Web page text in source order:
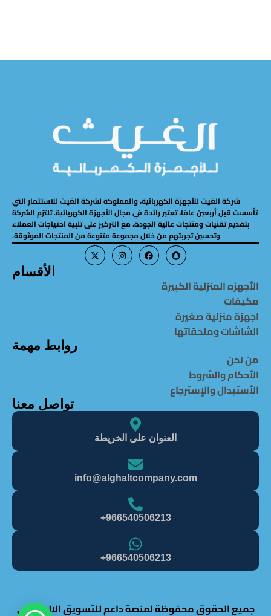
شركة الغيث للأجهزة الكهربائية، والمملوكة لشركة الغيث للاستثمار التي
تأسست قبل أربعين عامًا، تعتبر رائدة في مجال الأجهزة الكهربائية. تلتزم الشركة
بتقديم تقنيات ومنتجات عالية الجودة، مع التركيز على تلبية احتياجات العملاء
وتحسين تجربتهم من خلال مجموعة متنوعة من المنتجات الموثوقة.
الأقسام
الأجهزه المنزلية الكبيرة
مكيفات
اجهزة منزلية صغيرة
الشاشات وملحقاتها
روابط مهمة
من نحن
الأحكام والشروط
الأستبدال والإسترجاع
تواصل معنا
العنوان على الخريطة
info@alghaItcompany.com
966540506213+
966540506213+
جميع الحقوق محفوظة لمنصة داعم للتسويق الالكتروني